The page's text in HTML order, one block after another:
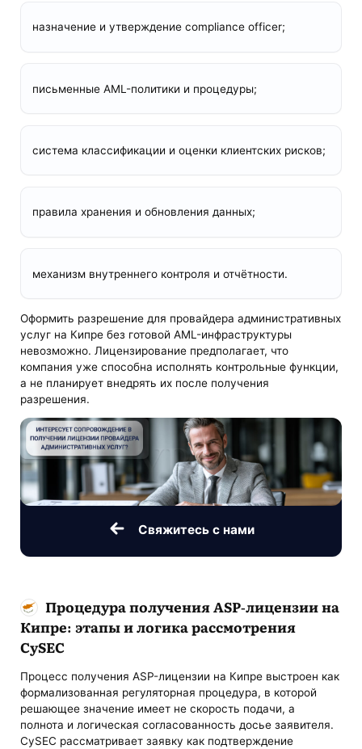
назначение и утверждение compliance officer;
письменные AML-политики и процедуры;
система классификации и оценки клиентских рисков;
правила хранения и обновления данных;
механизм внутреннего контроля и отчётности.
Оформить разрешение для провайдера административных
услуг на Кипре без готовой AML-инфраструктуры
невозможно. Лицензирование предполагает, что
компания уже способна исполнять контрольные функции,
а не планирует внедрять их после получения
разрешения.
Свяжитесь с нами
Процедура получения ASP-лицензии на
Кипре: этапы и логика рассмотрения
CySEC
Процесс получения ASP-лицензии на Кипре выстроен как
формализованная регуляторная процедура, в которой
решающее значение имеет не скорость подачи, а
полнота и логическая согласованность досье заявителя.
CySEC рассматривает заявку как подтверждение